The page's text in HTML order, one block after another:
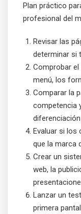
Plan práctico
profesional del
Revisar las
determinar si
Comprobar
menú, los
Comparar la
competencia
Evaluar si los
que la marca
Crear un
web, la
Lanzar un
primera